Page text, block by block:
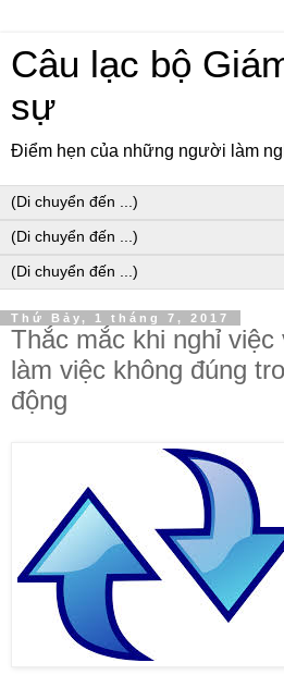
Câu lạc bộ
sự
Điểm hẹn của những người làm
Thứ Bảy, 1 tháng 7, 2017
Thắc mắc khi nghỉ
làm việc không đúng
động